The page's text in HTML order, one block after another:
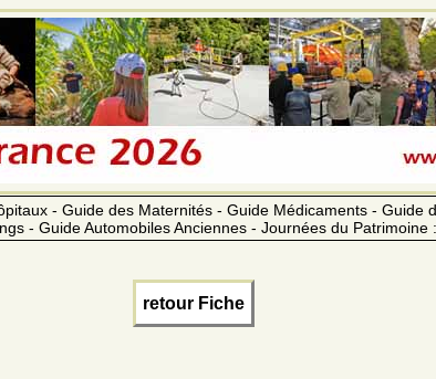
- Guide des Maternités - Guide Médicaments - Guide
- Guide Automobiles Anciennes - Journées du Patrimoine :
retour Fiche